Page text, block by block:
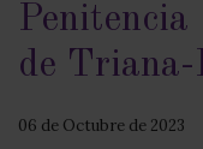
de Triana-
06 de Octubre de 2023